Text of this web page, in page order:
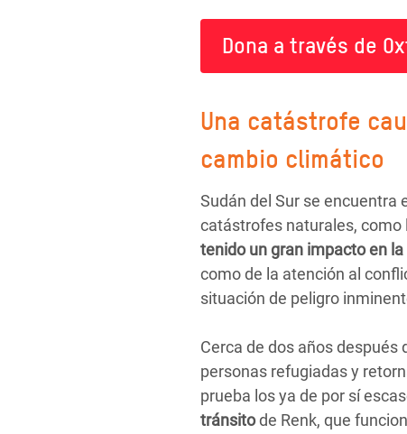
Dona a través de
Una catástrofe
cambio climático
Sudán del Sur se encuentra
catástrofes naturales, como
tenido un gran impacto en
como de la atención al
situación de peligro
Cerca de dos años después
personas refugiadas y
prueba los ya de por sí
tránsitode Renk, que